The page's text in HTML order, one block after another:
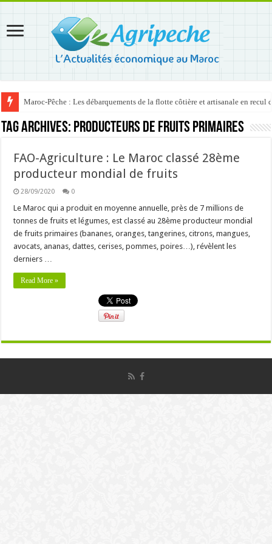
Maroc-Pêche : Les débarquements de la flotte côtière et artisanale en recul
Tag Archives: producteurs de fruits primaires
FAO-Agriculture : Le Maroc classé 28ème
producteur mondial de fruits
28/09/2020 0
Le Maroc qui a produit en moyenne annuelle, près de 7 millions de
tonnes de fruits et légumes, est classé au 28ème producteur mondial
de fruits primaires (bananes, oranges, tangerines, citrons, mangues,
avocats, ananas, dattes, cerises, pommes, poires…), révèlent les
derniers …
Read More »